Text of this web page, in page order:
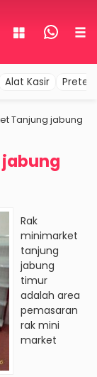
Alat Kasir
Tanjung jabung
Rak
minimarket
tanjung
jabung
timur
adalah area
pemasaran
rak mini
market